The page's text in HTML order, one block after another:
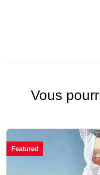
Vous
Featured